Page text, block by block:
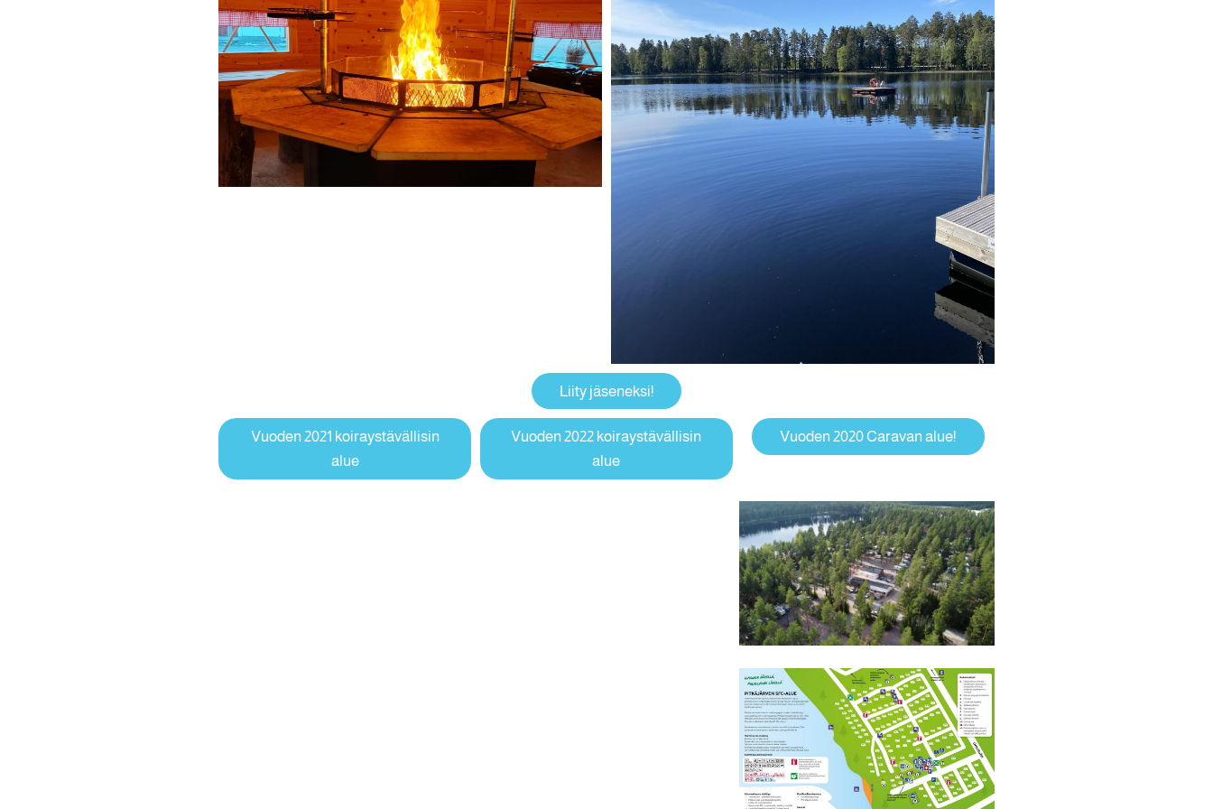
Liity jäseneksi!
Vuoden 2021 koiraystävällisin
alue
Vuoden 2022 koiraystävällisin
alue
Vuoden 2020 Caravan alue!